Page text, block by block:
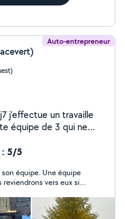
Auto-entrepreneur
j'effectue un travaille
équipe de 3 qui ne
( n'importe quel
quel hauteur ) -
) Nous exerçons
: 5/5
équipe. Une équipe